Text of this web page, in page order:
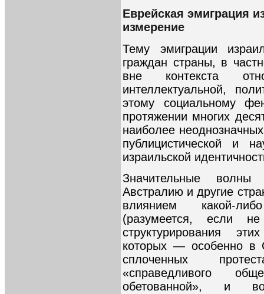
Еврейская эмиграция
измерение
Тему эмиграции
граждан страны, в
вне контекста
интеллектуальной,
этому социальному
протяжении многих
наиболее
публицистической и
израильской
Значительные
Австралию и другие
влиянием какой-
(разумеется, если
структурирования
которых — особенно
сплоченных
«справедливого
обетованной», и